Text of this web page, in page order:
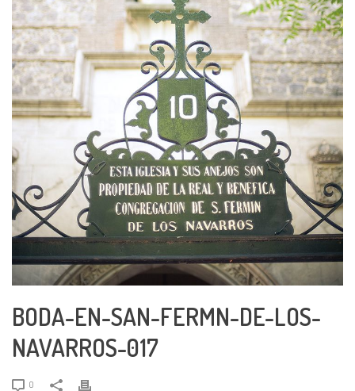
BODA-EN-SAN-FERMN-DE-LOS-
NAVARROS-017
0